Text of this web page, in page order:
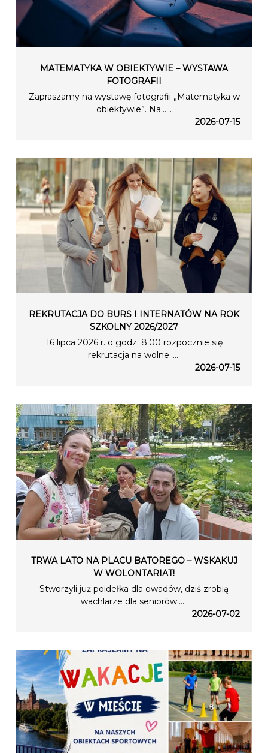
MATEMATYKA W OBIEKTYWIE – WYSTAWA
FOTOGRAFII
Zapraszamy na wystawę fotografii „Matematyka w
obiektywie”. Na…...
2026-07-15
REKRUTACJA DO BURS I INTERNATÓW NA ROK
SZKOLNY 2026/2027
16 lipca 2026 r. o godz. 8:00 rozpocznie się
rekrutacja na wolne…...
2026-07-15
TRWA LATO NA PLACU BATOREGO – WSKAKUJ
W WOLONTARIAT!
Stworzyli już poidełka dla owadów, dziś zrobią
wachlarze dla seniorów…...
2026-07-02